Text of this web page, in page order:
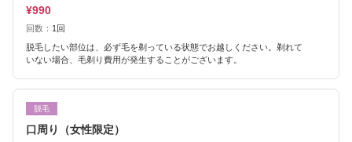
¥990
回数： 1回
脱毛したい部位は、必ず毛を剃っている状態でお越しください。剃れて
いない場合、毛剃り費用が発生することがございます。
脱毛
口周り（女性限定）